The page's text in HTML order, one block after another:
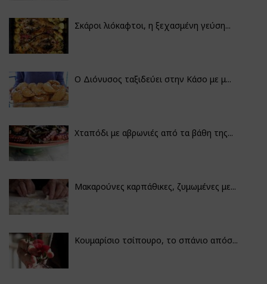
Σκάροι λιόκαφτοι, η ξεχασμένη γεύση...
Ο Διόνυσος ταξιδεύει στην Κάσο με μ...
Χταπόδι με αβρωνιές από τα βάθη της...
Μακαρούνες καρπάθικες, ζυμωμένες με...
Κουμαρίσιο τσίπουρο, το σπάνιο απόσ...